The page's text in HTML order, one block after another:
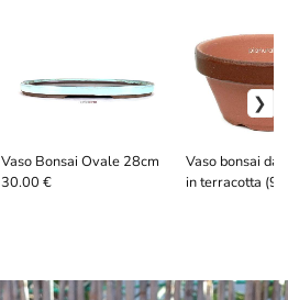
Vaso Bonsai Ovale 28cm
30.00 €
Vaso bonsai da
in terracotta (9)